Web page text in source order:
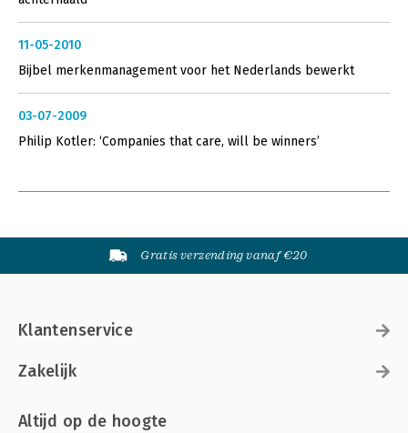
11-05-2010
Bijbel merkenmanagement voor het Nederlands bewerkt
03-07-2009
Philip Kotler: ‘Companies that care, will be winners’
Gratis verzending vanaf €20
Klantenservice
Zakelijk
Altijd op de hoogte